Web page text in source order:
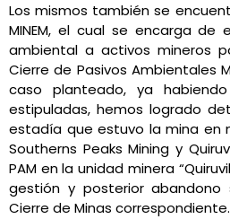
Los mismos también se
MINEM, el cual se encarga de
ambiental a activos mineros
Cierre de Pasivos Ambientales
caso planteado, ya
estipuladas, hemos logrado
estadía que estuvo la mina en
Southerns Peaks Mining y
PAM en la unidad minera
gestión y posterior
Cierre de Minas correspondiente.